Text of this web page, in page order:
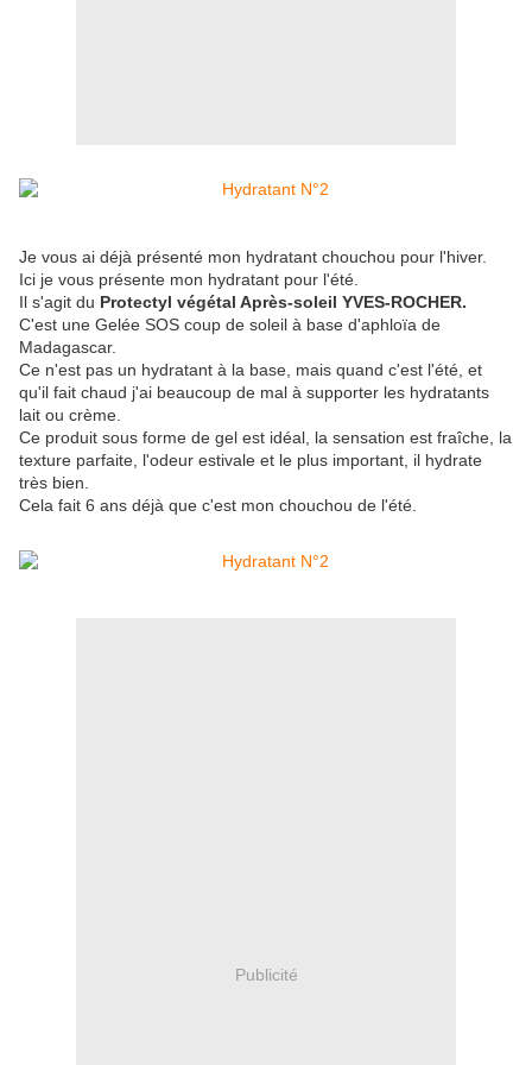
Je vous ai déjà présenté mon hydratant chouchou pour l'hiver.
Ici je vous présente mon hydratant pour l'été.
Il s'agit du Protectyl végétal Après-soleil YVES-ROCHER.
C'est une Gelée SOS coup de soleil à base d'aphloïa de
Madagascar.
Ce n'est pas un hydratant à la base, mais quand c'est l'été, et
qu'il fait chaud j'ai beaucoup de mal à supporter les hydratants
lait ou crème.
Ce produit sous forme de gel est idéal, la sensation est fraîche, la
texture parfaite, l'odeur estivale et le plus important, il hydrate
très bien.
Cela fait 6 ans déjà que c'est mon chouchou de l'été.
Publicité